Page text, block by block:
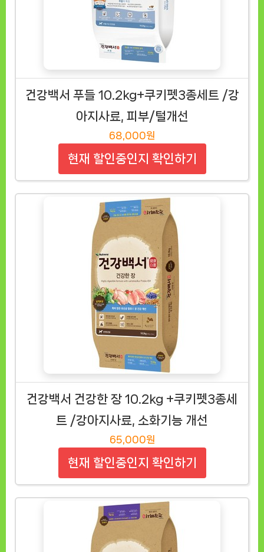
건강백서 푸들 10.2kg+쿠키펫3종세트 /강
아지사료, 피부/털개선
68,000원
현재 할인중인지 확인하기
건강백서 건강한 장 10.2kg +쿠키펫3종세
트 /강아지사료, 소화기능 개선
65,000원
현재 할인중인지 확인하기